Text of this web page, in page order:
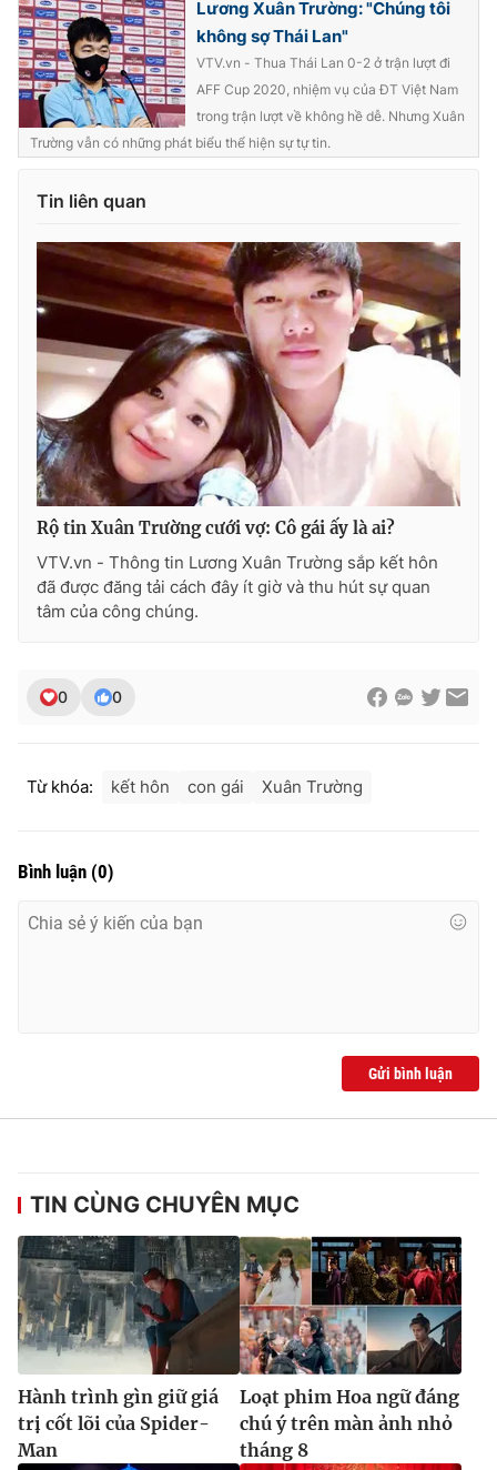
Ðiện thoại Thời báo VTV:024.66 897 897
Email:toasoan@vtv.vn
Liên hệ quảng cáo:024-7300.7108
® Cấm sao chép dưới mọi hình thức nếu không có sự chấp
thuận bằng văn bản. Ghi rõ nguồn VTV.vn khi phát hành lại
thông tin từ website này.
Lương Xuân Trường: "Chúng tôi
không sợ Thái Lan"
VTV.vn - Thua Thái Lan 0-2 ở trận lượt đi
AFF Cup 2020, nhiệm vụ của ĐT Việt Nam
trong trận lượt về không hề dễ. Nhưng Xuân
Trường vẫn có những phát biểu thể hiện sự tự tin.
Tin liên quan
Rộ tin Xuân Trường cưới vợ: Cô gái ấy là ai?
VTV.vn - Thông tin Lương Xuân Trường sắp kết hôn
đã được đăng tải cách đây ít giờ và thu hút sự quan
tâm của công chúng.
0 0
Từ khóa: kết hôn con gái Xuân Trường
Bình luận (0)
Gửi bình luận
TIN CÙNG CHUYÊN MỤC
Hành trình gìn giữ giá
trị cốt lõi của Spider-
Man
Loạt phim Hoa ngữ đáng
chú ý trên màn ảnh nhỏ
tháng 8